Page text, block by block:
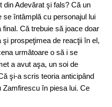
din Adevărat şi fals? Că un
se întâmplă cu personajul lui
Că trebuie să joace doar
prospeţimea de reacţii în el,
următoare o să i se
a avut aşa, un soi de
şi-a scris teoria anticipând
în piesa lui. Ce